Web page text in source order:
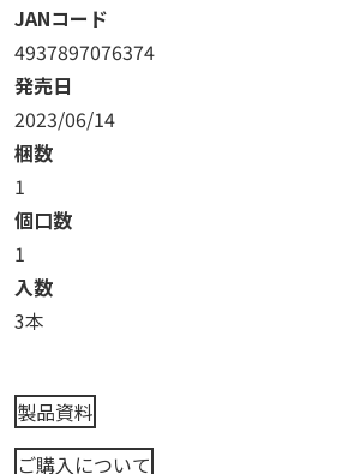
JANコード
4937897076374
発売日
2023/06/14
梱数
1
個口数
1
入数
3本
製品資料
ご購入について